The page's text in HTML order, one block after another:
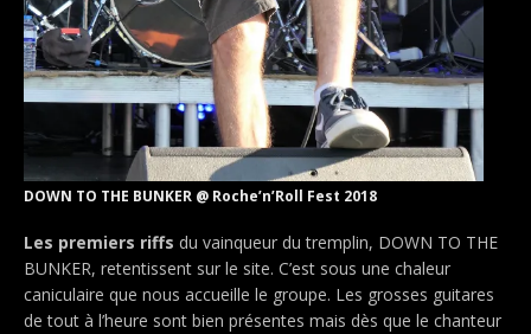
DOWN TO THE BUNKER @ Roche’n’Roll Fest 2018
Les premiers riffs du vainqueur du tremplin, DOWN TO THE
BUNKER, retentissent sur le site. C’est sous une chaleur
caniculaire que nous accueille le groupe. Les grosses guitares
de tout à l’heure sont bien présentes mais dès que le chanteur